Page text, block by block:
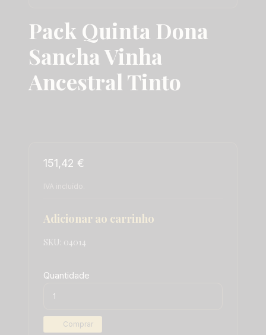
Pack Quinta Dona
Sancha Vinha
Ancestral Tinto
151,42 €
Adicionar ao carrinho
SKU: 04014
Quantidade
Comprar